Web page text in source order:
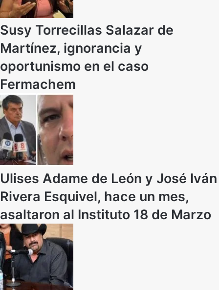
Susy Torrecillas Salazar de
Martínez, ignorancia y
oportunismo en el caso
Fermachem
Ulises Adame de León y José Iván
Rivera Esquivel, hace un mes,
asaltaron al Instituto 18 de Marzo